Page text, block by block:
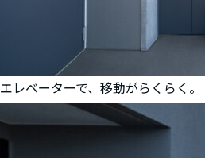
エレベーターで、移動がらくらく。